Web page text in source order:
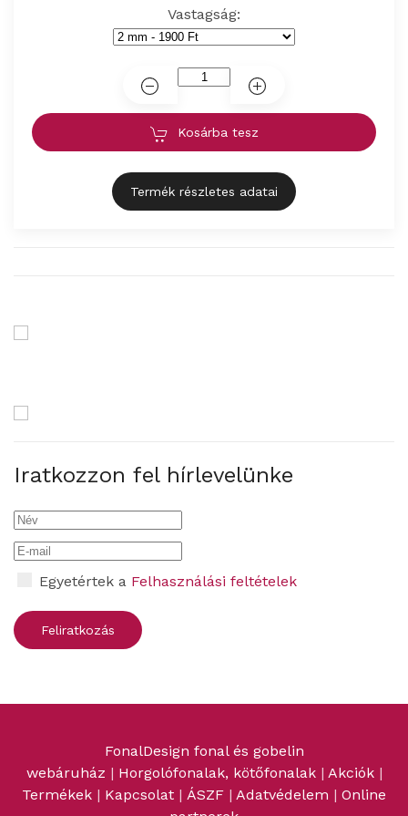
Iratkozzon fel hírlevelünke
Egyetértek a Felhasználási feltételek
Vastagság:
Kosárba tesz
Termék részletes adatai
FonalDesign fonal és gobelin
webáruház | Horgolófonalak, kötőfonalak| Akciók|
Termékek | Kapcsolat | ÁSZF | Adatvédelem | Online